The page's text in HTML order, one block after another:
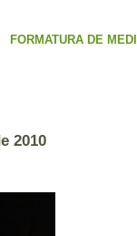
FORMATURA DE
2010